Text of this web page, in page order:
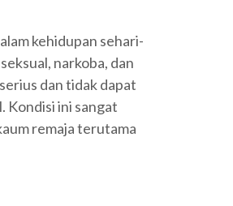
kehidupan sehari-
narkoba, dan
dan tidak dapat
Kondisi ini sangat
remaja terutama